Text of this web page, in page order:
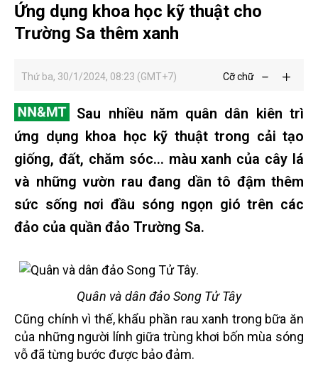
Ứng dụng khoa học kỹ thuật cho
Trường Sa thêm xanh
Thứ ba, 30/1/2024, 08:23 (GMT+7) Cỡ chữ
Sau nhiều năm quân dân kiên trì
ứng dụng khoa học kỹ thuật trong cải tạo
giống, đất, chăm sóc... màu xanh của cây lá
và những vườn rau đang dần tô đậm thêm
sức sống nơi đầu sóng ngọn gió trên các
đảo của quần đảo Trường Sa.
Quân và dân đảo Song Tử Tây
Cũng chính vì thế, khẩu phần rau xanh trong bữa ăn
của những người lính giữa trùng khơi bốn mùa sóng
vỗ đã từng bước được bảo đảm.